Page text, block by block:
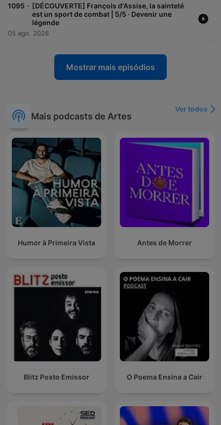
1095 - [DÉCOUVERTE] François d'Assise, la sainteté
est un sport de combat | 5/5 · Devenir une
légende
05 ago. 2026
Mostrar mais episódios
Mais podcasts de Artes
Ver todos
Humor à Primeira Vista Antes de Morrer
Blitz Posto Emissor O Poema Ensina a Cair